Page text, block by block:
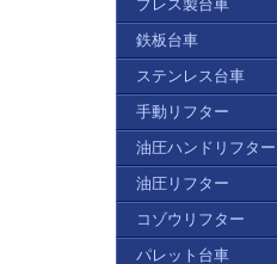
プレス製台車
鉄板台車
ステンレス台車
手動リフター
油圧ハンドリフター
油圧リフター
コゾウリフター
パレット台車